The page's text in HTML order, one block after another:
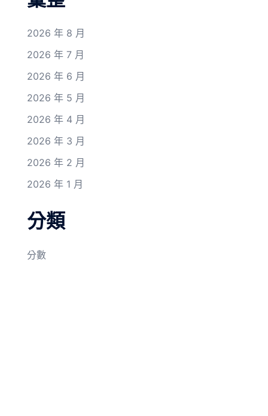
2026 年 8 月
2026 年 7 月
2026 年 6 月
2026 年 5 月
2026 年 4 月
2026 年 3 月
2026 年 2 月
2026 年 1 月
分類
分數